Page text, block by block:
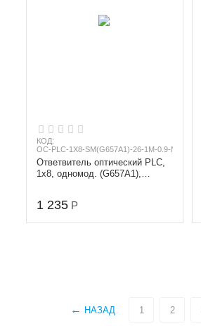
КОД:
OC-PLC-1X8-SM(G657A1)-26-1M-0.9-NC/NC
Ответвитель оптический PLC,
1х8, одномод. (G657A1),
1 235 Р
НАЗАД 1 2